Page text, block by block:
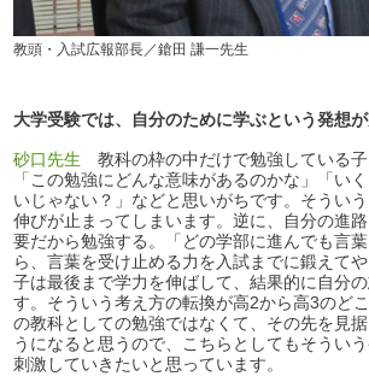
教頭・入試広報部長／鎗田 謙一先生
大学受験では、自分のために学ぶという発想
砂口先生 教科の枠の中だけで勉強している
「この勉強にどんな意味があるのかな」「い
いじゃない？」などと思いがちです。そうい
伸びが止まってしまいます。逆に、自分の進
要だから勉強する。「どの学部に進んでも言
ら、言葉を受け止める力を入試までに鍛えて
子は最後まで学力を伸ばして、結果的に自分
す。そういう考え方の転換が高2から高3のど
の教科としての勉強ではなくて、その先を見
うになると思うので、こちらとしてもそうい
刺激していきたいと思っています。